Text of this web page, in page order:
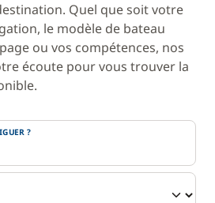
Quel que soit votre
le modèle de bateau
ou vos compétences, nos
écoute pour vous trouver la
?